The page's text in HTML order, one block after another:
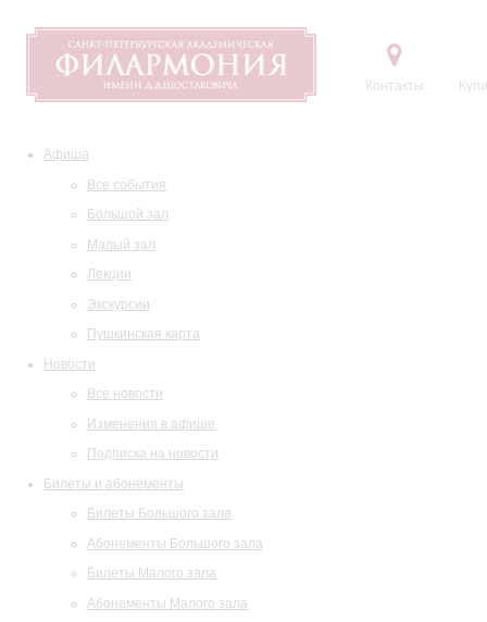
Контакты
Афиша
Все события
Большой зал
Малый зал
Лекции
Экскурсии
Пушкинская карта
Новости
Все новости
Изменения в афише
Подписка на новости
Билеты и абонементы
Билеты Большого зала
Абонементы Большого зала
Билеты Малого зала
Абонементы Малого зала